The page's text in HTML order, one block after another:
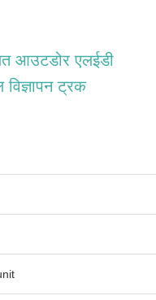
आउटडोर एलईडी
विज्ञापन ट्रक